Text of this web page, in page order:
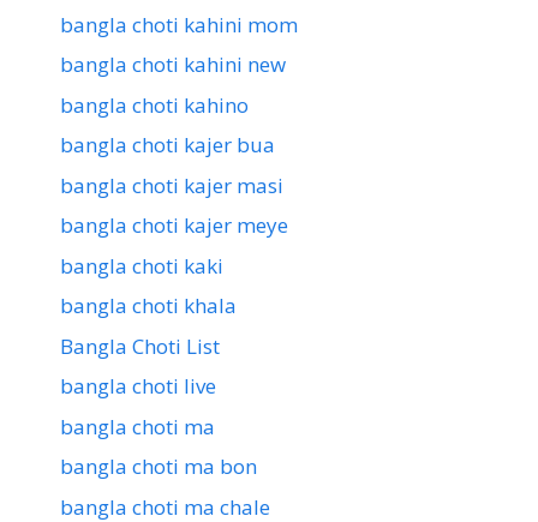
bangla choti kahini mom
bangla choti kahini new
bangla choti kahino
bangla choti kajer bua
bangla choti kajer masi
bangla choti kajer meye
bangla choti kaki
bangla choti khala
Bangla Choti List
bangla choti live
bangla choti ma
bangla choti ma bon
bangla choti ma chale